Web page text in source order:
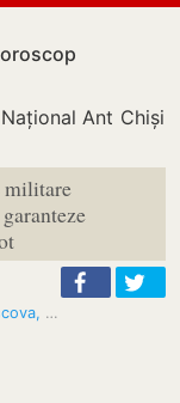
militare
Putin insistă ca Zelenski să vină la Moscova, dar exclude prezența…